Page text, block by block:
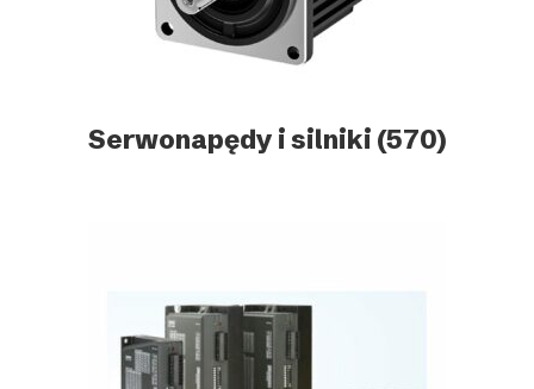
Serwonapędy i silniki (570)